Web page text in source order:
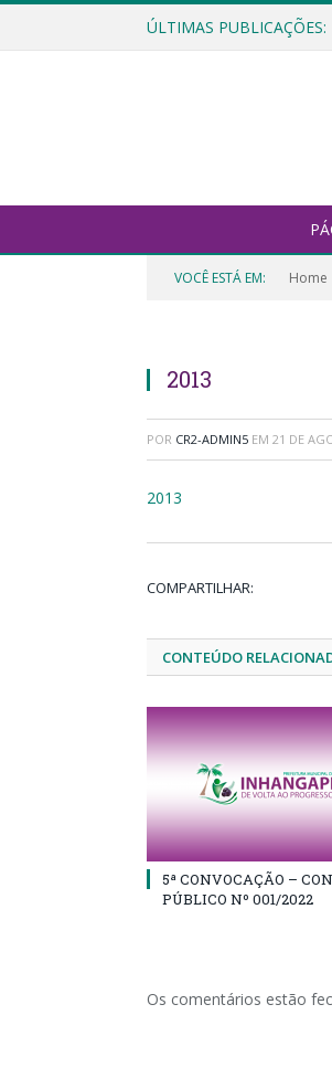
ÚLTIMAS PUBLICAÇÕES:
VOCÊ ESTÁ EM: Home
2013
POR CR2-ADMIN5 EM 21 DE
2013
COMPARTILHAR:
CONTEÚDO
5ª CONVOCAÇÃO –
PÚBLICO Nº 001/2022
Os comentários estão